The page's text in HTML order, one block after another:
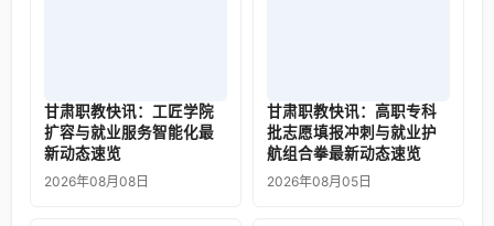
甘肃职教快讯：工匠学院
扩容与就业服务智能化最
新动态速览
2026年08月08日
甘肃职教快讯：高职专科
批志愿填报冲刺与就业护
航组合拳最新动态速览
2026年08月05日